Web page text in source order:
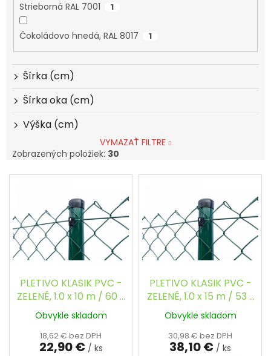
Strieborná RAL 7001 1
Čokoládovo hnedá, RAL 8017 1
Šírka (cm)
Šírka oka (cm)
Výška (cm)
VYMAZAŤ FILTRE
Zobrazených položiek: 30
V
p
PLETIVO KLASIK PVC -
ZELENÉ, 1.0 x 10 m / 60 x
60 / 2.5 mm
Obvykle skladom
18,62 € bez DPH
22,90 € / ks
PLETIVO KLASIK PVC -
ZELENÉ, 1.0 x 15 m / 53 x
53 / 2.5 mm
Obvykle skladom
30,98 € bez DPH
38,10 € / ks